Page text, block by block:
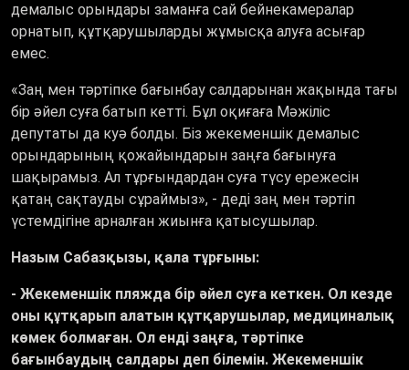
демалыс орындары заманға сай бейнекамералар
орнатып, құтқарушыларды жұмысқа алуға асығар
емес.
«Заң мен тәртіпке бағынбау салдарынан жақында тағы
бір әйел суға батып кетті. Бұл оқиғаға Мәжіліс
депутаты да куә болды. Біз жекеменшік демалыс
орындарының қожайындарын заңға бағынуға
шақырамыз. Ал тұрғындардан суға түсу ережесін
қатаң сақтауды сұраймыз», - деді заң мен тәртіп
үстемдігіне арналған жиынға қатысушылар.
Назым Сабазқызы, қала тұрғыны:
- Жекеменшік пляжда бір әйел суға кеткен. Ол кезде
оны құтқарып алатын құтқарушылар, медициналық
көмек болмаған. Ол енді заңға, тәртіпке
бағынбаудың салдары деп білемін. Жекеменшік